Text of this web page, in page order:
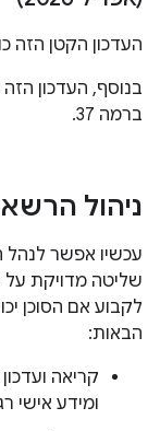
העדכון הקטן הזה
ברמה 37.
ניהול
עכשיו אפשר לנהל
שליטה מדויקת
לקבוע אם הסוכן
הבאות:
קריאה
ומידע אישי